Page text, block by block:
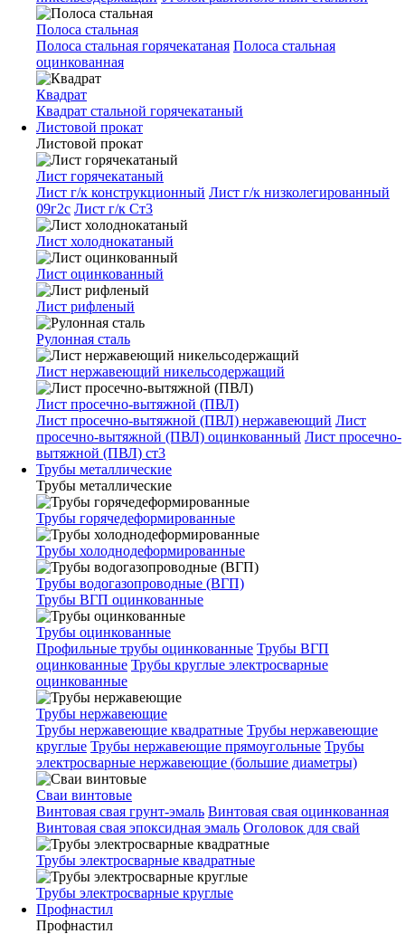
Полоса стальная
Полоса стальная горячекатаная Полоса стальная
оцинкованная
Квадрат
Квадрат стальной горячекатаный
Листовой прокат
Листовой прокат
Лист горячекатаный
Лист г/к конструкционный Лист г/к низколегированный
09г2с Лист г/к Ст3
Лист холоднокатаный
Лист оцинкованный
Лист рифленый
Рулонная сталь
Лист нержавеющий никельсодержащий
Лист просечно-вытяжной (ПВЛ)
Лист просечно-вытяжной (ПВЛ) нержавеющий Лист
просечно-вытяжной (ПВЛ) оцинкованный Лист просечно-
вытяжной (ПВЛ) ст3
Трубы металлические
Трубы металлические
Трубы горячедеформированные
Трубы холоднодеформированные
Трубы водогазопроводные (ВГП)
Трубы ВГП оцинкованные
Трубы оцинкованные
Профильные трубы оцинкованные Трубы ВГП
оцинкованные Трубы круглые электросварные
оцинкованные
Трубы нержавеющие
Трубы нержавеющие квадратные Трубы нержавеющие
круглые Трубы нержавеющие прямоугольные Трубы
электросварные нержавеющие (большие диаметры)
Сваи винтовые
Винтовая свая грунт-эмаль Винтовая свая оцинкованная
Винтовая свая эпоксидная эмаль Оголовок для свай
Трубы электросварные квадратные
Трубы электросварные круглые
Профнастил
Профнастил